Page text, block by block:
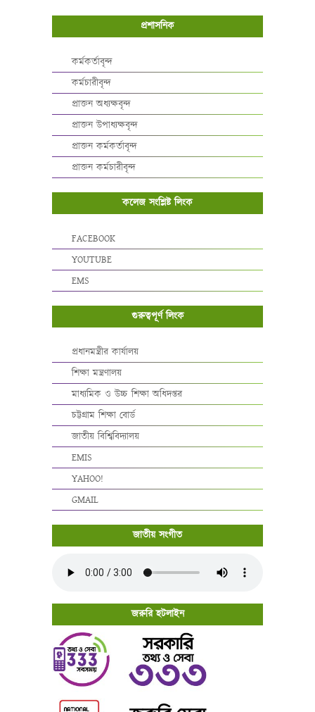
প্রশাসনিক
কর্মকর্তাবৃন্দ
কর্মচারীবৃন্দ
প্রাক্তন অধ্যক্ষবৃন্দ
প্রাক্তন উপাধ্যক্ষবৃন্দ
প্রাক্তন কর্মকর্তাবৃন্দ
প্রাক্তন কর্মচারীবৃন্দ
কলেজ সংশ্লিষ্ট লিংক
FACEBOOK
YOUTUBE
EMS
গুরুত্বপূর্ণ লিংক
প্রধানমন্ত্রীর কার্যালয়
শিক্ষা মন্ত্রণালয়
মাধ্যমিক ও উচ্চ শিক্ষা অধিদপ্তর
চট্টগ্রাম শিক্ষা বোর্ড
জাতীয় বিশ্বিবিদ্যালয়
EMIS
YAHOO!
GMAIL
জাতীয় সংগীত
জরুরি হটলাইন